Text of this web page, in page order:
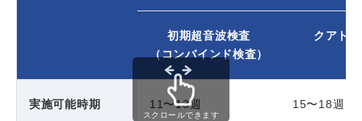
初期超音波検査
（コンバインド検査）
クアト
実施可能時期 11〜13週 15〜18週
スクロールできます